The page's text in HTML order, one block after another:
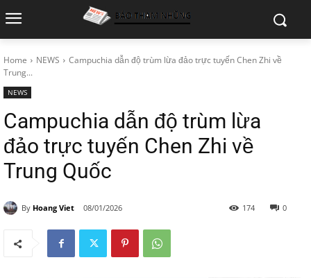
Home NEWS
Campuchia dẫn độ trùm lừa đảo trực tuyến Chen Zhi về
Trung...
NEWS
Campuchia dẫn độ trùm lừa
đảo trực tuyến Chen Zhi về
Trung Quốc
By Hoang Viet 08/01/2026 0
174